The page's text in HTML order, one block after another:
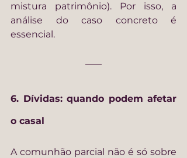
mistura patrimônio). Por isso, a
análise do caso concreto é
essencial.
6. Dívidas: quando podem afetar
o casal
A comunhão parcial não é só sobre